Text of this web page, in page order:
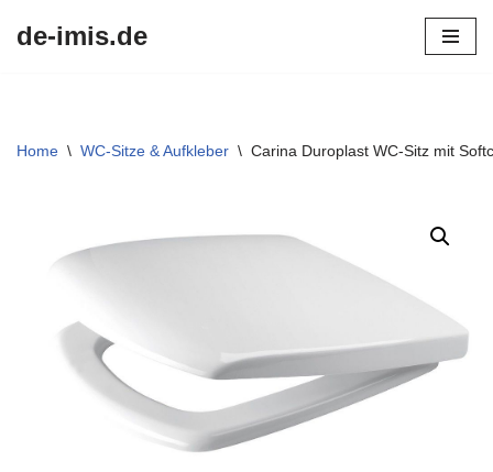
de-imis.de
Home \ WC-Sitze & Aufkleber \ Carina Duroplast WC-Sitz mit